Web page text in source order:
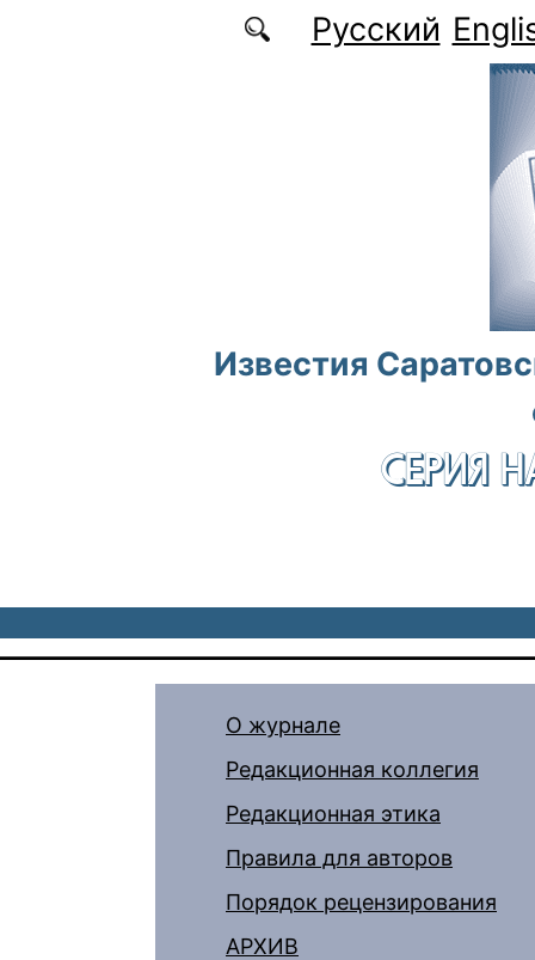
Перейти к основному содержаниюРусский
Известия
СЕРИЯ
О журнале
Редакционная коллегия
Редакционная этика
Правила для авторов
Порядок рецензирования
АРХИВ